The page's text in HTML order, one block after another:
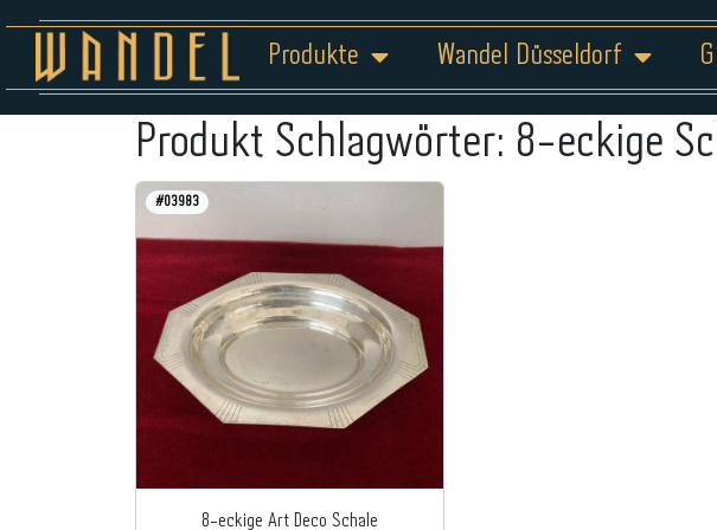
Produkte Wandel Düsseldorf
Produkt Schlagwörter: 8-eckige
#03983
8-eckige Art Deco Schale